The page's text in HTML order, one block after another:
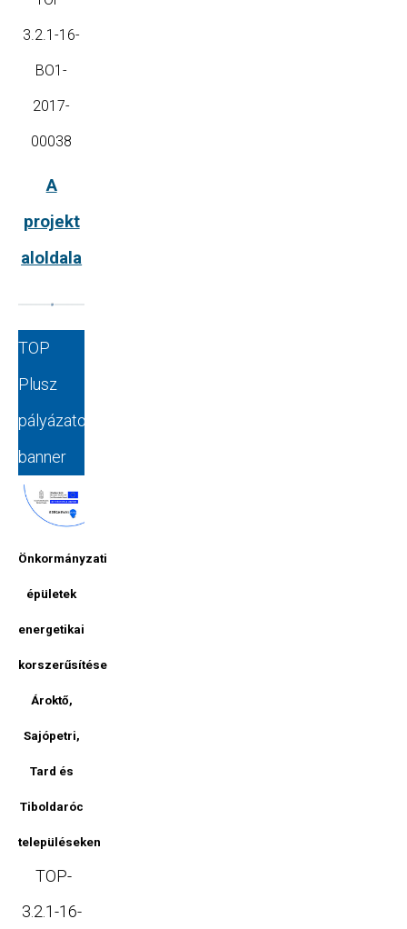
3.2.1-16-
BO1-
2017-
00038
A
projekt
aloldala
TOP
Plusz
pályázatok
banner
Önkormányzati
épületek
energetikai
korszerűsítése
Ároktő,
Sajópetri,
Tard és
Tiboldaróc
településeken
TOP-
3.2.1-16-